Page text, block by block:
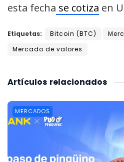
esta fecha se cotiza en
Etiquetas: Bitcoin (BTC)
Mercado de valores
relacionados
Artículos
MERCADOS